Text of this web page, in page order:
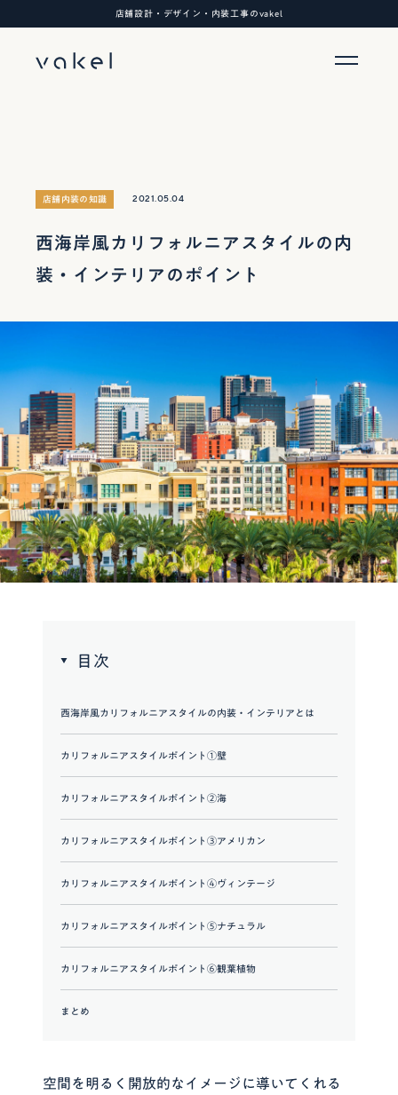
店舗設計・デザイン・内装工事のvakel
店舗内装の知識 2021.05.04
西海岸風カリフォルニアスタイルの内
装・インテリアのポイント
目次
西海岸風カリフォルニアスタイルの内装・インテリアとは
カリフォルニアスタイルポイント①壁
カリフォルニアスタイルポイント②海
カリフォルニアスタイルポイント③アメリカン
カリフォルニアスタイルポイント④ヴィンテージ
カリフォルニアスタイルポイント⑤ナチュラル
カリフォルニアスタイルポイント⑥観葉植物
まとめ
空間を明るく開放的なイメージに導いてくれる